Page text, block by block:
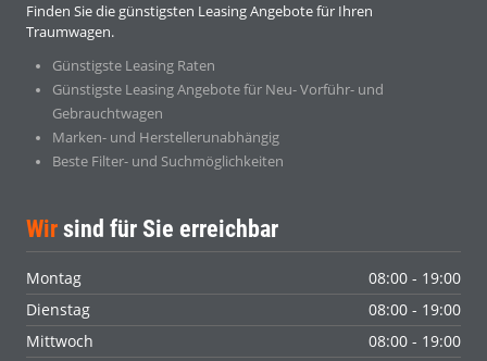
Finden Sie die günstigsten Leasing Angebote für Ihren
Traumwagen.
Günstigste Leasing Raten
Günstigste Leasing Angebote für Neu- Vorführ- und
Gebrauchtwagen
Marken- und Herstellerunabhängig
Beste Filter- und Suchmöglichkeiten
Wir sind für Sie erreichbar
Montag
08:00 - 19:00
Dienstag
08:00 - 19:00
Mittwoch
08:00 - 19:00